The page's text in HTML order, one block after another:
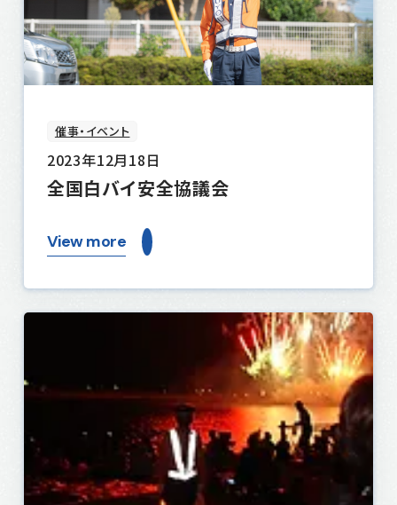
催事・イベント
2023年12月18日
全国白バイ安全協議会
View more